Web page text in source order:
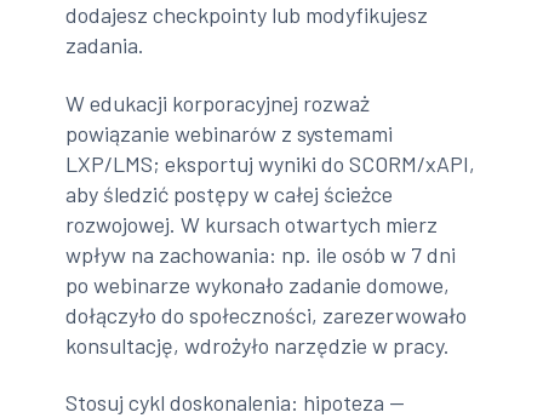
dodajesz checkpointy lub modyfikujesz
zadania.
W edukacji korporacyjnej rozważ
powiązanie webinarów z systemami
LXP/LMS; eksportuj wyniki do SCORM/xAPI,
aby śledzić postępy w całej ścieżce
rozwojowej. W kursach otwartych mierz
wpływ na zachowania: np. ile osób w 7 dni
po webinarze wykonało zadanie domowe,
dołączyło do społeczności, zarezerwowało
konsultację, wdrożyło narzędzie w pracy.
Stosuj cykl doskonalenia: hipoteza —